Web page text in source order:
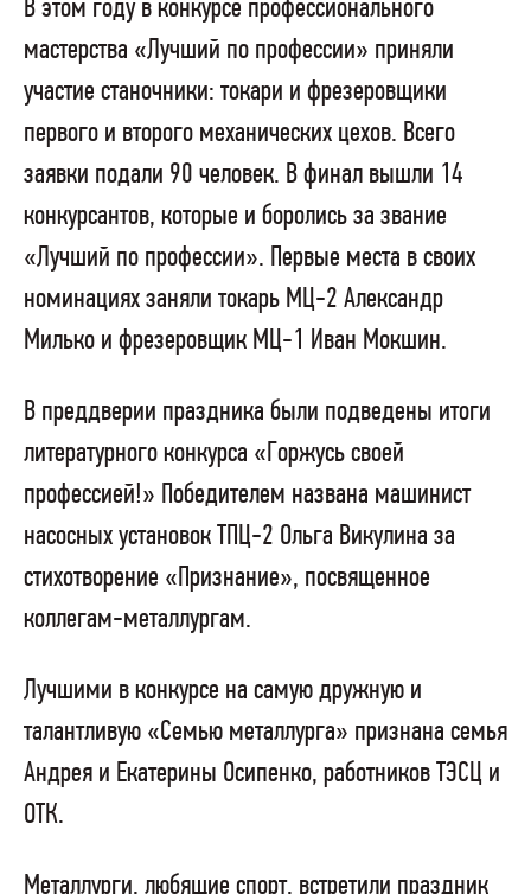
В этом году в конкурсе профессионального
мастерства «Лучший по профессии» приняли
участие станочники: токари и фрезеровщики
первого и второго механических цехов. Всего
заявки подали 90 человек. В финал вышли 14
конкурсантов, которые и боролись за звание
«Лучший по профессии». Первые места в своих
номинациях заняли токарь МЦ-2 Александр
Милько и фрезеровщик МЦ-1 Иван Мокшин.
В преддверии праздника были подведены итоги
литературного конкурса «Горжусь своей
профессией!» Победителем названа машинист
насосных установок ТПЦ-2 Ольга Викулина за
стихотворение «Признание», посвященное
коллегам-металлургам.
Лучшими в конкурсе на самую дружную и
талантливую «Семью металлурга» признана семья
Андрея и Екатерины Осипенко, работников ТЭСЦ и
ОТК.
Металлурги, любящие спорт, встретили праздник